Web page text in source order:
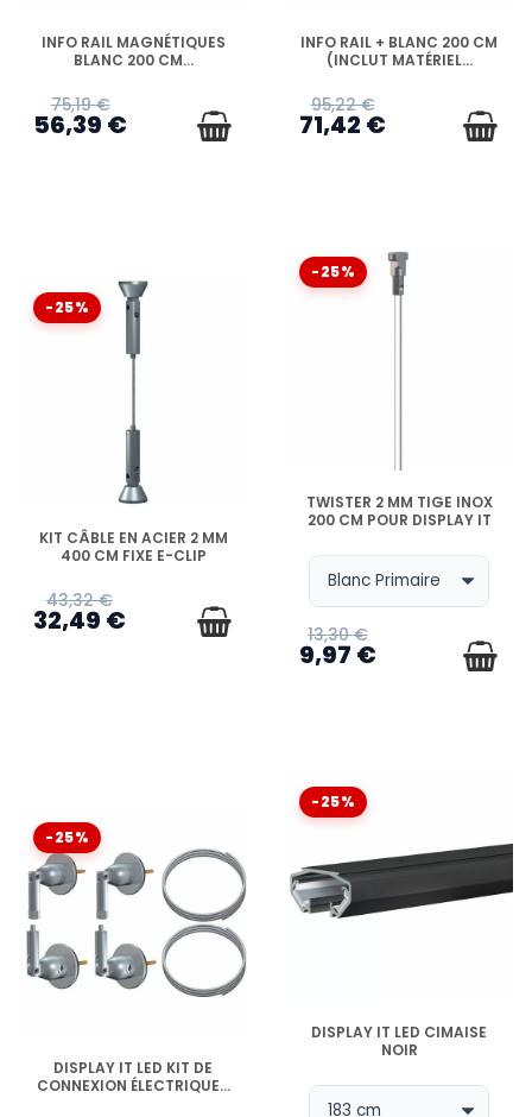
EN STOCK
INFO RAIL MAGNÉTIQUES
BLANC 200 CM...
75,19 €
56,39 €
EN STOCK
INFO RAIL + BLANC 200 CM
(INCLUT MATÉRIEL...
95,22 €
71,42 €
-25%
KIT CÂBLE EN ACIER 2 MM
400 CM FIXE E-CLIP
43,32 €
32,49 €
-25%
EN STOCK
TWISTER 2 MM TIGE INOX
200 CM POUR DISPLAY IT
13,30 €
9,97 €
-25%
DISPLAY IT LED KIT DE
CONNEXION ÉLECTRIQUE...
-25%
EN STOCK
DISPLAY IT LED CIMAISE
NOIR